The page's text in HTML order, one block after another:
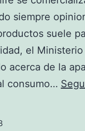
siempre
suele
el
acerca de la
consumo…